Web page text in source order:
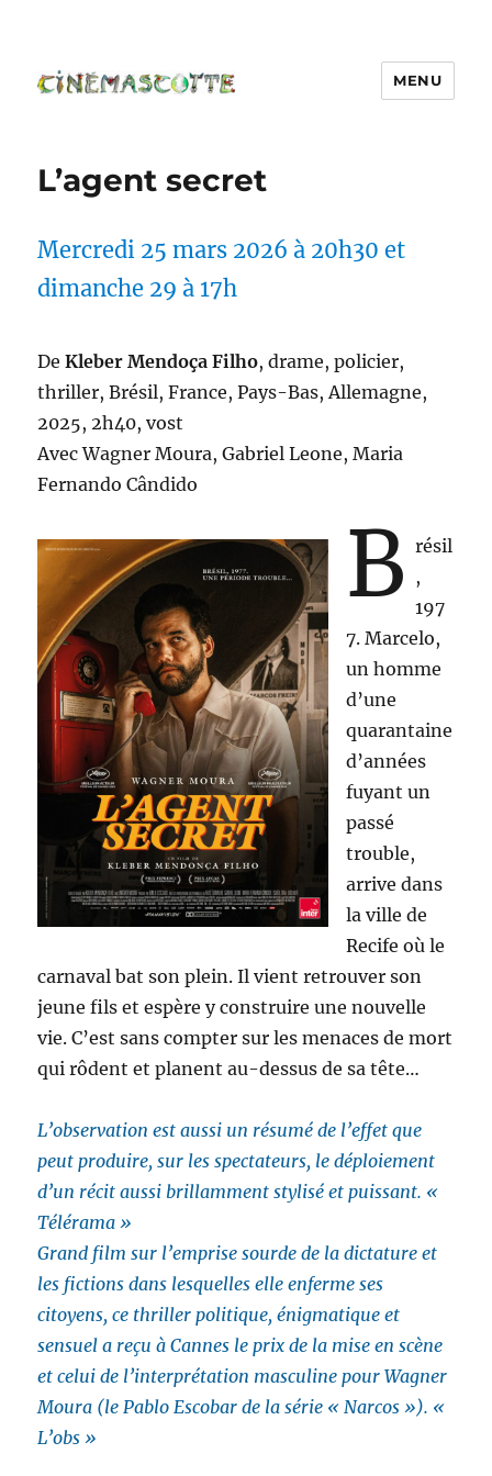
MENU
L’agent secret
Mercredi 25 mars 2026 à 20h30 et
dimanche 29 à 17h
DeKleber Mendoça Filho, drame, policier,
thriller, Brésil, France, Pays-Bas, Allemagne,
2025, 2h40, vost
Avec Wagner Moura, Gabriel Leone, Maria
Fernando Cândido
B résil
,
197
7. Marcelo,
un homme
d’une
quarantaine
d’années
fuyant un
passé
trouble,
arrive dans
la ville de
Recife où le
carnaval bat son plein. Il vient retrouver son
jeune fils et espère y construire une nouvelle
vie. C’est sans compter sur les menaces de mort
qui rôdent et planent au-dessus de sa tête…
L’observation est aussi un résumé de l’effet que
peut produire, sur les spectateurs, le déploiement
d’un récit aussi brillamment stylisé et puissant. «
Télérama »
Grand film sur l’emprise sourde de la dictature et
les fictions dans lesquelles elle enferme ses
citoyens, ce thriller politique, énigmatique et
sensuel a reçu à Cannes le prix de la mise en scène
et celui de l’interprétation masculine pour Wagner
Moura (le Pablo Escobar de la série « Narcos »). «
L’obs »